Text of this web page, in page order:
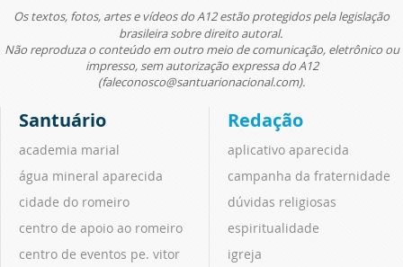
Os textos, fotos, artes e vídeos do A12 estão protegidos pela legislação
brasileira sobre direito autoral.
Não reproduza o conteúdo em outro meio de comunicação, eletrônico ou
impresso, sem autorização expressa do A12
(faleconosco@santuarionacional.com).
Santuário
academia marial
água mineral aparecida
cidade do romeiro
centro de apoio ao romeiro
centro de eventos pe. vitor
Redação
aplicativo aparecida
campanha da fraternidade
dúvidas religiosas
espiritualidade
igreja